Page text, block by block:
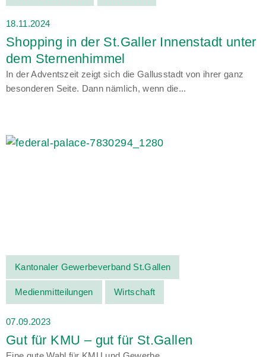
18.11.2024
Shopping in der St.Galler Innenstadt unter
dem Sternenhimmel
In der Adventszeit zeigt sich die Gallusstadt von ihrer ganz
besonderen Seite. Dann nämlich, wenn die...
Kantonaler Gewerbeverband St.Gallen
Medienmitteilungen Wirtschaft
07.09.2023
Gut für KMU – gut für St.Gallen